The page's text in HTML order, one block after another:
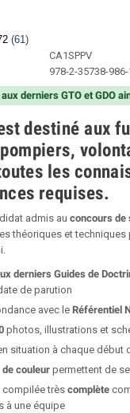
CA1SPPV
978-2-35738-986-
derniers GTO et GDO
destiné aux
les
requises.
admis au concours de
théoriques et
derniers Guides de
de parution
avec le Référentiel
photos, illustrations et
situation à chaque début
couleurpermettent de
compilée trèscomplète
à une équipe